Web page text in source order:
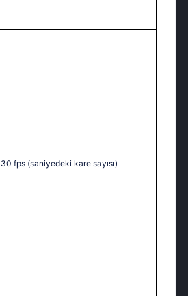
30 fps (saniyedeki kare sayısı)